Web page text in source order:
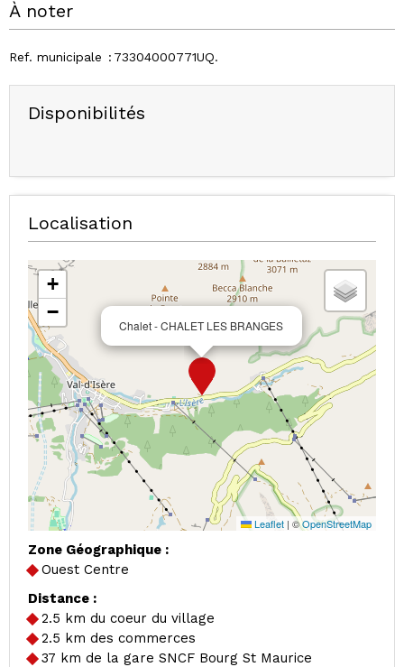
À noter
Ref. municipale 73304000771UQ
Disponibilités
Localisation
Chalet - CHALET LES BRANGES
+
−
Leaflet | ©OpenStreetMap
Zone Géographique :
Ouest Centre
Distance :
2.5 km du coeur du village
2.5 km des commerces
37 km de la gare SNCF Bourg St Maurice